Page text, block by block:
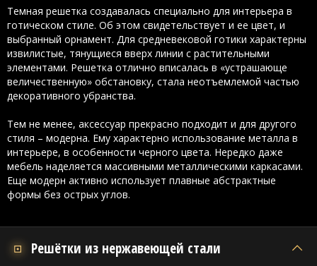
Темная решетка создавалась специально для интерьера в
готическом стиле. Об этом свидетельствует и ее цвет, и
выбранный орнамент. Для средневековой готики характерны
извилистые, тянущиеся вверх линии с растительными
элементами. Решетка отлично вписалась в «устрашающе
величественную» обстановку, стала неотъемлемой частью
декоративного убранства.
Тем не менее, аксессуар прекрасно подходит и для другого
стиля – модерна. Ему характерно использование металла в
интерьере, в особенности черного цвета. Нередко даже
мебель наделяется массивными металлическими каркасами.
Еще модерн активно использует плавные абстрактные
формы без острых углов.
Решётки из нержавеющей стали